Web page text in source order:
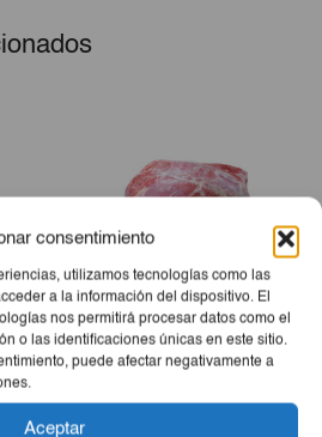
consentimiento
utilizamos tecnologías como las
a la información del dispositivo. El
nos permitirá procesar datos como el
o las identificaciones únicas en este sitio.
puede afectar negativamente a
Aceptar
Bola De Res 3Lb
€15,65